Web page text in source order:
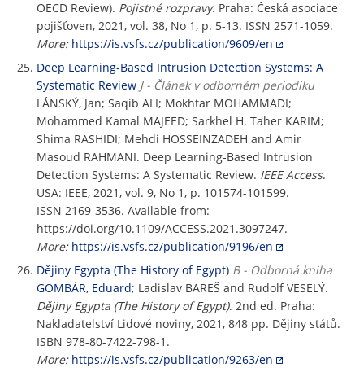
OECD Review). Pojistné rozpravy. Praha: Česká asociace
pojišťoven, 2021, vol. 38, No 1, p. 5-13. ISSN 2571-1059.
More: https://is.vsfs.cz/publication/9609/en
Deep Learning-Based Intrusion Detection Systems: A
Systematic Review J - Článek v odborném periodiku
LÁNSKÝ, Jan; Saqib ALI; Mokhtar MOHAMMADI;
Mohammed Kamal MAJEED; Sarkhel H. Taher KARIM;
Shima RASHIDI; Mehdi HOSSEINZADEH and Amir
Masoud RAHMANI. Deep Learning-Based Intrusion
Detection Systems: A Systematic Review. IEEE Access.
USA: IEEE, 2021, vol. 9, No 1, p. 101574-101599.
ISSN 2169-3536. Available from:
https://doi.org/10.1109/ACCESS.2021.3097247.
More: https://is.vsfs.cz/publication/9196/en
Dějiny Egypta (The History of Egypt) B - Odborná kniha
GOMBÁR, Eduard; Ladislav BAREŠ and Rudolf VESELÝ.
Dějiny Egypta (The History of Egypt). 2nd ed. Praha:
Nakladatelství Lidové noviny, 2021, 848 pp. Dějiny států.
ISBN 978-80-7422-798-1.
More: https://is.vsfs.cz/publication/9263/en